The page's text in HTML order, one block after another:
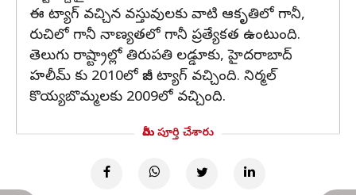
ఈ ట్యాగ్ వచ్చిన వస్తువులకు వాటి ఆకృతిలో గానీ,
రుచిలో గానీ నాణ్యతలో గానీ ప్రత్యేకత ఉంటుంది.
తెలుగు రాష్ట్రాల్లో తిరుపతి లడ్డూకు, హైదరాబాద్
హలీమ్ కు 2010లో జీఐ ట్యాగ్ వచ్చింది. నిర్మల్
కొయ్యబొమ్మలకు 2009లో వచ్చింది.
మీరు పూర్తి చేశారు